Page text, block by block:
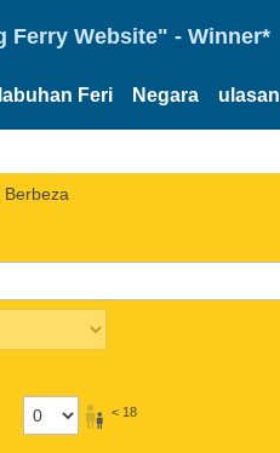
Ferry Website" - Winner*
Feri Negara ulasan
Berbeza
< 18